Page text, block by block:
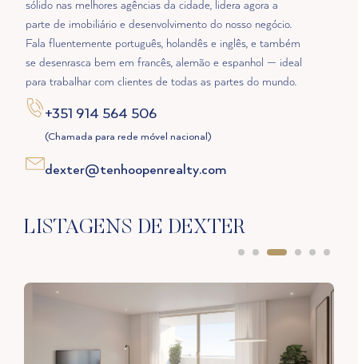
sólido nas melhores agências da cidade, lidera agora a
parte de imobiliário e desenvolvimento do nosso negócio.
Fala fluentemente português, holandês e inglês, e também
se desenrasca bem em francês, alemão e espanhol — ideal
para trabalhar com clientes de todas as partes do mundo.
+351 914 564 506
(Chamada para rede móvel nacional)
dexter@tenhoopenrealty.com
LISTAGENS DE DEXTER